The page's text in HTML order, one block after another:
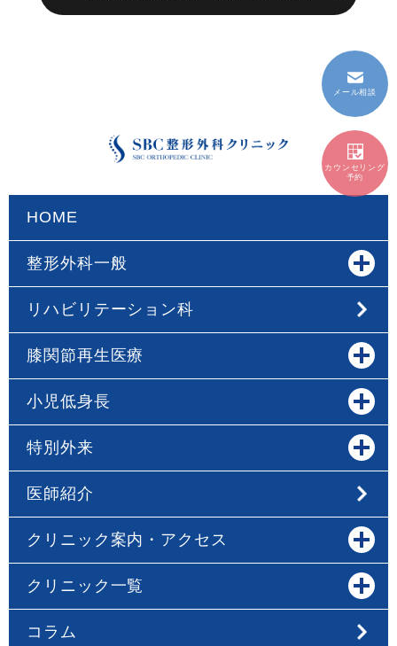
HOME
整形外科一般
リハビリテーション科
膝関節再生医療
小児低身長
特別外来
医師紹介
クリニック案内・アクセス
クリニック一覧
コラム
メール相談
カウンセリング
予約